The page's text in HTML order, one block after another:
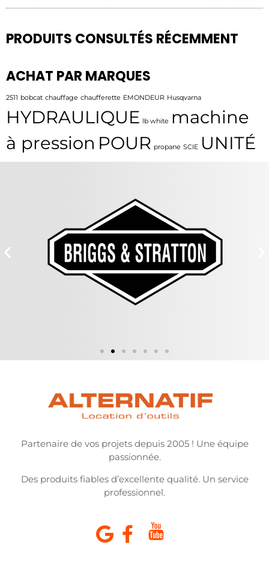
PRODUITS CONSULTÉS RÉCEMMENT
ACHAT PAR MARQUES
2511 bobcat chauffage chaufferette EMONDEUR Husqvarna
HYDRAULIQUE lb white machine
à pression POUR propane SCIE UNITÉ
Partenaire de vos projets depuis 2005 ! Une équipe
passionnée.
Des produits fiables d’excellente qualité. Un service
professionnel.